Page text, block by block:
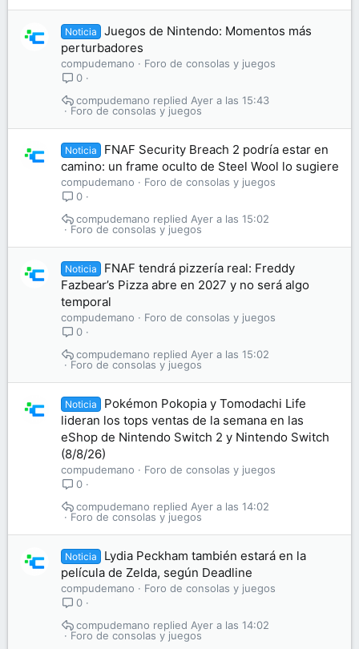
Noticia
Juegos de Nintendo: Momentos más
perturbadores
compudemano
Foro de consolas y juegos
0
Foro de consolas y juegos
Ayer a las 15:43
compudemano
Noticia
FNAF Security Breach 2 podría estar en
camino: un frame oculto de Steel Wool lo sugiere
compudemano
Foro de consolas y juegos
0
Foro de consolas y juegos
Ayer a las 15:02
compudemano
Noticia
FNAF tendrá pizzería real: Freddy
Fazbear’s Pizza abre en 2027 y no será algo
temporal
compudemano
Foro de consolas y juegos
0
Foro de consolas y juegos
Ayer a las 15:02
compudemano
Noticia
Pokémon Pokopia y Tomodachi Life
lideran los tops ventas de la semana en las
eShop de Nintendo Switch 2 y Nintendo Switch
(8/8/26)
compudemano
Foro de consolas y juegos
0
Foro de consolas y juegos
Ayer a las 14:02
compudemano
Noticia
Lydia Peckham también estará en la
película de Zelda, según Deadline
compudemano
Foro de consolas y juegos
0
Foro de consolas y juegos
Ayer a las 14:02
compudemano